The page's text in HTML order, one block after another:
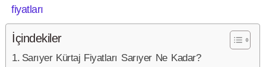
fiyatları
İçindekiler
Sarıyer Kürtaj Fiyatları Sarıyer Ne Kadar?